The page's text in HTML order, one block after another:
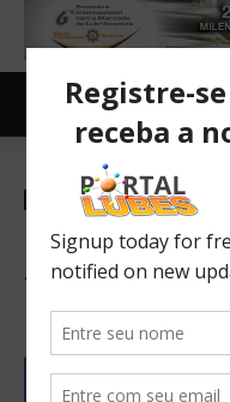
Sustentabilidade TOPNEWS
Clean: a
forma como
29/06/2017